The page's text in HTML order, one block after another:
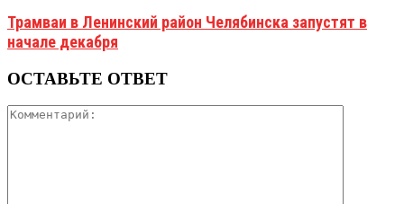
Трамваи в Ленинский район Челябинска запустят в
начале декабря
ОСТАВЬТЕ ОТВЕТ